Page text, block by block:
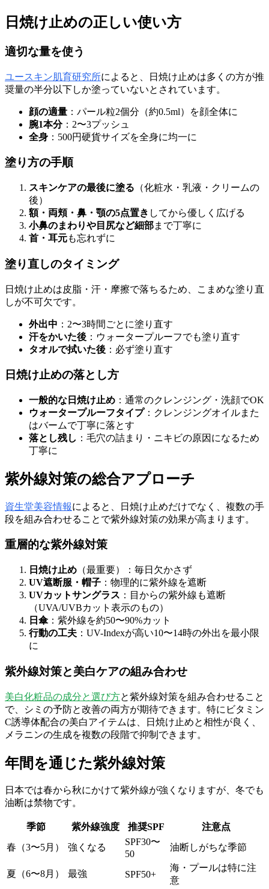
日焼け止めの正しい使い方
適切な量を使う
ユースキン肌育研究所によると、日焼け止めは多くの方が推
奨量の半分以下しか塗っていないとされています。
顔の適量 ：パール粒2個分（約0.5ml）を顔全体に
腕1本分：2〜3プッシュ
全身 ：500円硬貨サイズを全身に均一に
塗り方の手順
スキンケアの最後に塗る （化粧水・乳液・クリームの
後）
額・両頬・鼻・顎の5点置き してから優しく広げる
小鼻のまわりや目尻など細部まで丁寧に
首・耳元も忘れずに
塗り直しのタイミング
日焼け止めは皮脂・汗・摩擦で落ちるため、こまめな塗り直
しが不可欠です。
外出中 ：2〜3時間ごとに塗り直す
汗をかいた後 ：ウォータープルーフでも塗り直す
タオルで拭いた後 ：必ず塗り直す
日焼け止めの落とし方
一般的な日焼け止め ：通常のクレンジング・洗顔でOK
ウォータープルーフタイプ：クレンジングオイルまた
はバームで丁寧に落とす
落とし残し ：毛穴の詰まり・ニキビの原因になるため
丁寧に
紫外線対策の総合アプローチ
資生堂美容情報によると、日焼け止めだけでなく、複数の手
段を組み合わせることで紫外線対策の効果が高まります。
重層的な紫外線対策
日焼け止め （最重要）：毎日欠かさず
UV遮断服・帽子 ：物理的に紫外線を遮断
UVカットサングラス ：目からの紫外線も遮断
（UVA/UVBカット表示のもの）
日傘：紫外線を約50〜90%カット
行動の工夫 ：UV-Indexが高い10〜14時の外出を最小限
に
紫外線対策と美白ケアの組み合わせ
美白化粧品の成分と選び方と紫外線対策を組み合わせること
で、シミの予防と改善の両方が期待できます。特にビタミン
C誘導体配合の美白アイテムは、日焼け止めと相性が良く、
メラニンの生成を複数の段階で抑制できます。
年間を通じた紫外線対策
日本では春から秋にかけて紫外線が強くなりますが、冬でも
油断は禁物です。
季節 紫外線強度 推奨SPF
注意点
春（3〜5月）
強くなる
SPF30〜
50
油断しがちな季節
夏（6〜8月） 最強 SPF50+
海・プールは特に注
意